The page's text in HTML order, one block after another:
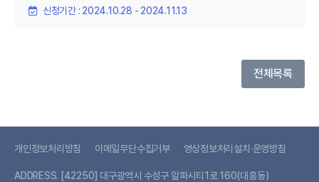
신청기간 : 2024.10.28 - 2024.11.13
전체목록
개인정보처리방침 이메일무단수집거부 영상정보처리설치·운영방침
ADDRESS. [42250] 대구광역시 수성구 알파시티1로 160(대흥동)